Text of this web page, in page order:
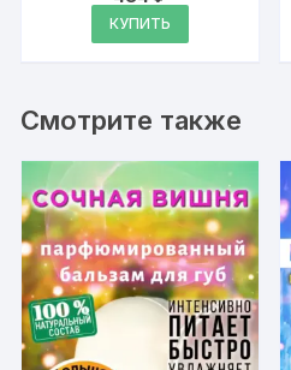
из 5
КУПИТЬ
Смотрите также